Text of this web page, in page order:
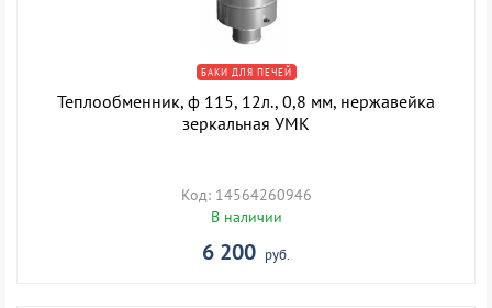
БАКИ ДЛЯ ПЕЧЕЙ
Теплообменник, ф 115, 12л., 0,8 мм, нержавейка
зеркальная УМК
Код: 14564260946
В наличии
6 200 руб.